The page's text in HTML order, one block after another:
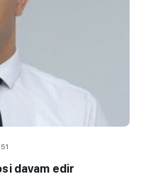
davam edir